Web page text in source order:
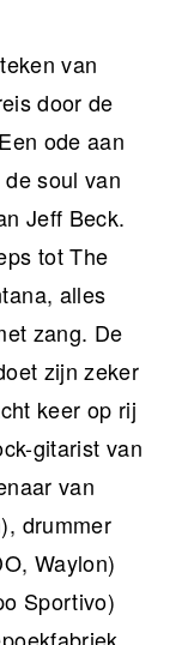
van
door de
ode aan
soul van
Jeff Beck.
tot The
alles
zang. De
zijn zeker
keer op rij
gitarist van
van
drummer
Waylon)
Sportivo)